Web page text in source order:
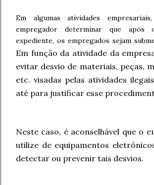
Em algumas atividades
empregador determinar que
expediente, os empregados sejam
Em função da atividade da
evitar desvio de materiais, peças,
etc. visadas pelas atividades
até para justificar esse
Neste caso, é aconselhável que o
utilize de equipamentos
detectar ou prevenir tais desvios.